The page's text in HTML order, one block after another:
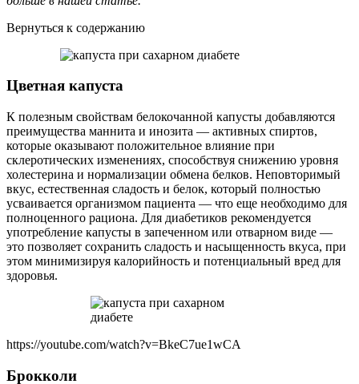
Вернуться к содержанию
Цветная капуста
К полезным свойствам белокочанной капусты добавляются
преимущества маннита и инозита — активных спиртов,
которые оказывают положительное влияние при
склеротических изменениях, способствуя снижению уровня
холестерина и нормализации обмена белков. Неповторимый
вкус, естественная сладость и белок, который полностью
усваивается организмом пациента — что еще необходимо для
полноценного рациона. Для диабетиков рекомендуется
употребление капусты в запеченном или отварном виде —
это позволяет сохранить сладость и насыщенность вкуса, при
этом минимизируя калорийность и потенциальный вред для
здоровья.
https://youtube.com/watch?v=BkeC7ue1wCA
Брокколи